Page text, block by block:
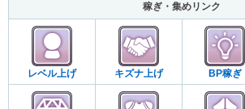
稼ぎ・集めリンク
レベル上げ キズナ上げ BP稼ぎ